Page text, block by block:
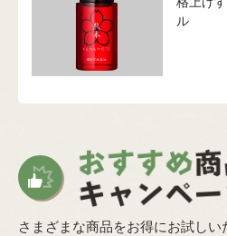
ル
さまざまな商品をお得にお試し